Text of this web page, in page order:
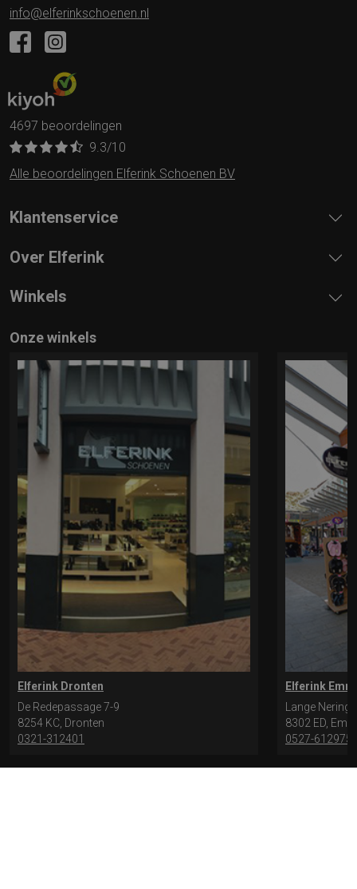
info@elferinkschoenen.nl
4697 beoordelingen
9.3/10
Alle beoordelingen Elferink Schoenen BV
Klantenservice
Over Elferink
Winkels
Onze winkels
Elferink Dronten
De Redepassage 7-9
8254 KC, Dronten
0321-312401
Elferink
Lange Nering
8302 ED,
0527-612975